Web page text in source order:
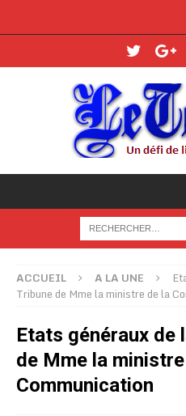
ACCUEIL A LA UNE
Tribune de Mme la ministre de la
Etats généraux de
de Mme la
Communication